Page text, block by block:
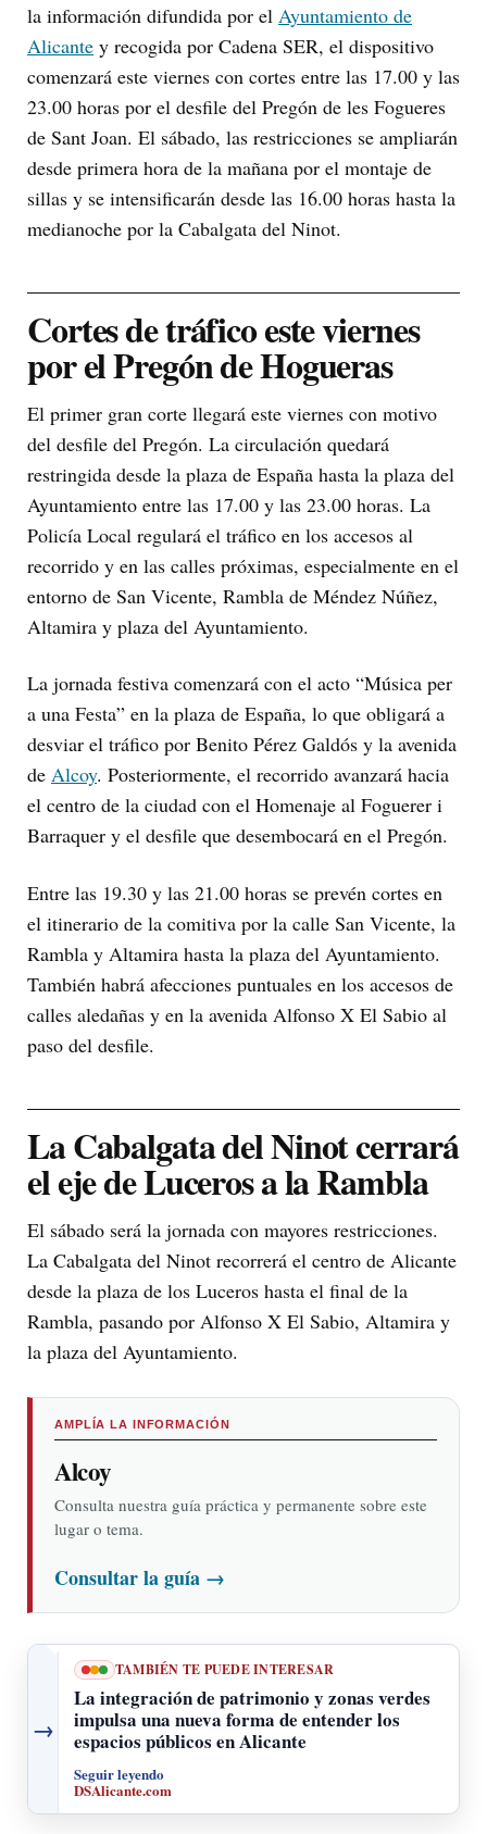
la información difundida por el Ayuntamiento de
Alicante y recogida por Cadena SER, el dispositivo
comenzará este viernes con cortes entre las 17.00 y las
23.00 horas por el desfile del Pregón de les Fogueres
de Sant Joan. El sábado, las restricciones se ampliarán
desde primera hora de la mañana por el montaje de
sillas y se intensificarán desde las 16.00 horas hasta la
medianoche por la Cabalgata del Ninot.
Cortes de tráfico este viernes
por el Pregón de Hogueras
El primer gran corte llegará este viernes con motivo
del desfile del Pregón. La circulación quedará
restringida desde la plaza de España hasta la plaza del
Ayuntamiento entre las 17.00 y las 23.00 horas. La
Policía Local regulará el tráfico en los accesos al
recorrido y en las calles próximas, especialmente en el
entorno de San Vicente, Rambla de Méndez Núñez,
Altamira y plaza del Ayuntamiento.
La jornada festiva comenzará con el acto “Música per
a una Festa” en la plaza de España, lo que obligará a
desviar el tráfico por Benito Pérez Galdós y la avenida
de Alcoy. Posteriormente, el recorrido avanzará hacia
el centro de la ciudad con el Homenaje al Foguerer i
Barraquer y el desfile que desembocará en el Pregón.
Entre las 19.30 y las 21.00 horas se prevén cortes en
el itinerario de la comitiva por la calle San Vicente, la
Rambla y Altamira hasta la plaza del Ayuntamiento.
También habrá afecciones puntuales en los accesos de
calles aledañas y en la avenida Alfonso X El Sabio al
paso del desfile.
La Cabalgata del Ninot cerrará
el eje de Luceros a la Rambla
El sábado será la jornada con mayores restricciones.
La Cabalgata del Ninot recorrerá el centro de Alicante
desde la plaza de los Luceros hasta el final de la
Rambla, pasando por Alfonso X El Sabio, Altamira y
la plaza del Ayuntamiento.
AMPLÍA LA INFORMACIÓN
Alcoy
Consulta nuestra guía práctica y permanente sobre este
lugar o tema.
Consultar la guía →
→
TAMBIÉN TE PUEDE INTERESAR
La integración de patrimonio y zonas verdes
impulsa una nueva forma de entender los
espacios públicos en Alicante
Seguir leyendo
DSAlicante.com